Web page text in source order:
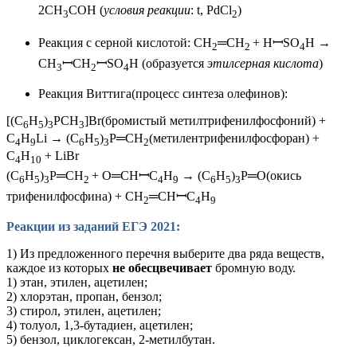
2CH3COH (условия реакции: t, PdCl2)
Реакция с серной кислотой: CH2═CH2 + HꟷSO4H →
CH3ꟷCH2ꟷSO4H (образуется этилсерная кислота)
Реакция Виттига(процесс синтеза олефинов):
[(C6H5)3PCH3]Br(бромистый метилтрифенилфосфоний) +
C4H9Li → (C6H5)3P═CH2(метилентрифенилфосфоран) +
C4H10 + LiBr
(C6H5)3P═CH2 + O═CHꟷC4H9 → (C6H5)3P═O(окись
трифенилфосфина) + CH2═CHꟷC4H9
Реакции из заданий ЕГЭ 2021:
1) Из предложенного перечня выберите два ряда веществ,
каждое из которых не обесцвечивает бромную воду.
1) этан, этилен, ацетилен;
2) хлорэтан, пропан, бензол;
3) стирол, этилен, ацетилен;
4) толуол, 1,3-бутадиен, ацетилен;
5) бензол, циклогексан, 2-метилбутан.